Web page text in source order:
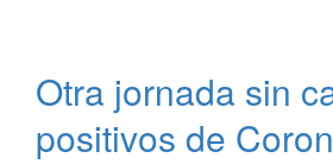
Otra jornada sin
positivos de